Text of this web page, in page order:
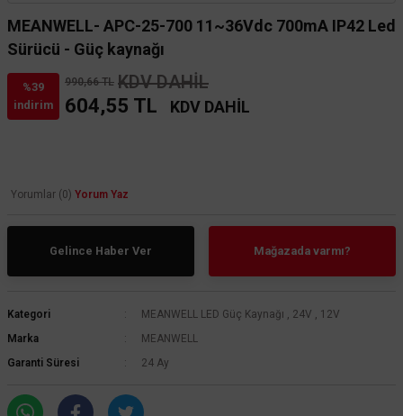
MEANWELL- APC-25-700 11~36Vdc 700mA IP42 Led
Sürücü - Güç kaynağı
%39
indirim
990,66 TL KDV DAHİL
604,55 TL KDV DAHİL
Yorumlar (0) Yorum Yaz
Gelince Haber Ver Mağazada varmı?
Kategori MEANWELL LED Güç Kaynağı , 24V , 12V
Marka
MEANWELL
Garanti Süresi
24 Ay